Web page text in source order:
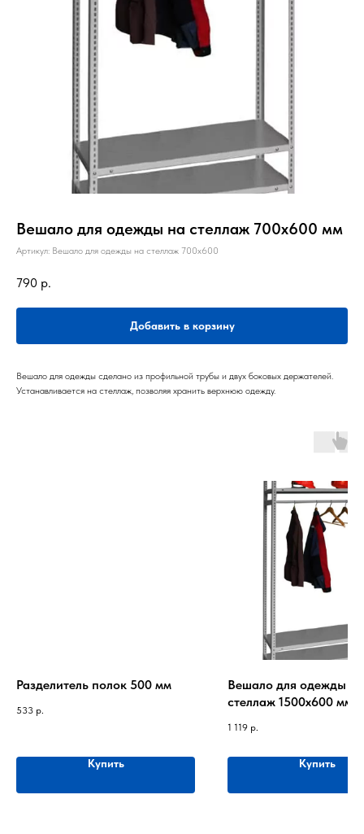
Вешало для одежды на стеллаж 700х600 мм
Артикул: Вешало для одежды на стеллаж 700х600
790 р.
Добавить в корзину
Вешало для одежды сделано из профильной трубы и двух боковых держателей.
Устанавливается на стеллаж, позволяя хранить верхнюю одежду.
Разделитель полок 500 мм
533 р.
Купить
Вешало для одежды на
стеллаж 1500х600 мм
1 119 р.
Купить